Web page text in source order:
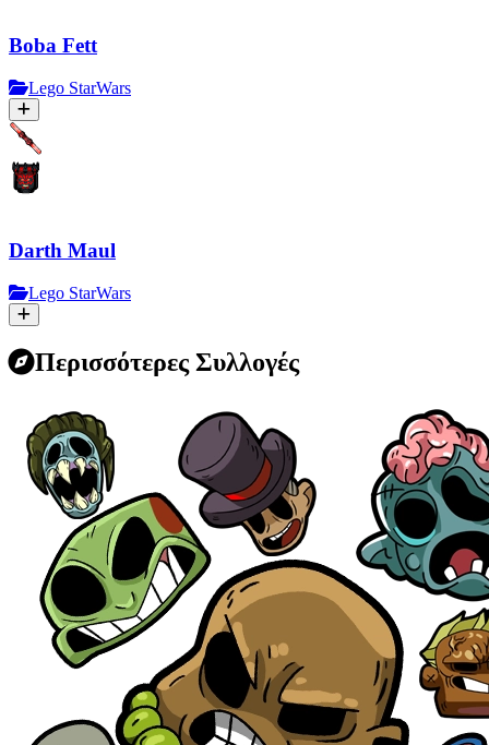
Boba Fett
Lego StarWars
Darth Maul
Lego StarWars
Περισσότερες Συλλογές